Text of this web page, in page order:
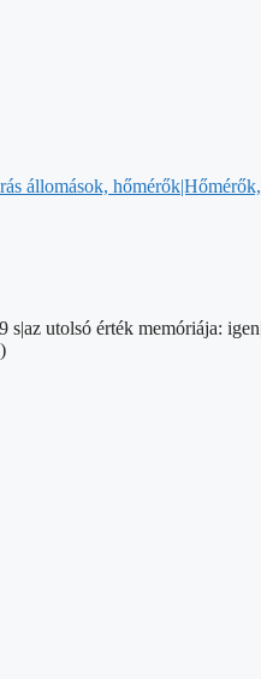
állomások,
utolsó érték memóriája: